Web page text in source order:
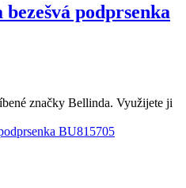
podprsenka
značky Bellinda. Využijete ji